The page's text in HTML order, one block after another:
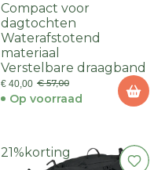
Compact voor
dagtochten
Waterafstotend
materiaal
Verstelbare draagband
€ 40,00 € 57,00
Op voorraad
21% korting